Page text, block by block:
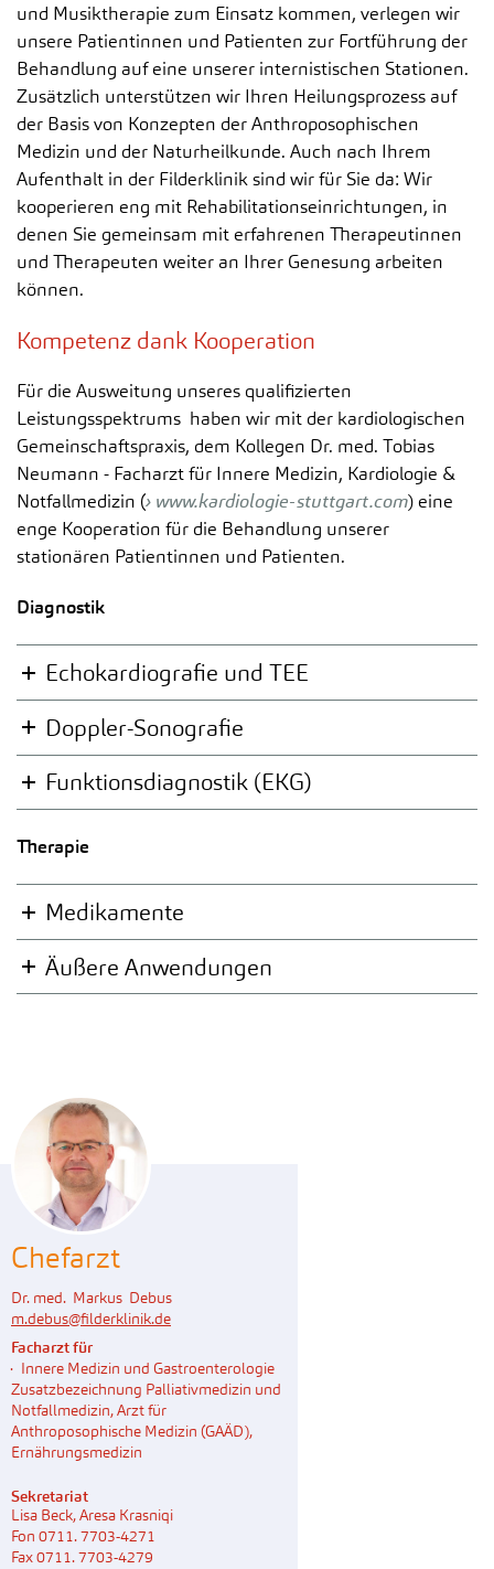
und Musiktherapie zum Einsatz kommen, verlegen wir
unsere Patientinnen und Patienten zur Fortführung der
Behandlung auf eine unserer internistischen Stationen.
Zusätzlich unterstützen wir Ihren Heilungsprozess auf
der Basis von Konzepten der Anthroposophischen
Medizin und der Naturheilkunde. Auch nach Ihrem
Aufenthalt in der Filderklinik sind wir für Sie da: Wir
kooperieren eng mit Rehabilitationseinrichtungen, in
denen Sie gemeinsam mit erfahrenen Therapeutinnen
und Therapeuten weiter an Ihrer Genesung arbeiten
können.
Kompetenz dank Kooperation
Für die Ausweitung unseres qualifizierten
Leistungsspektrums haben wir mit der kardiologischen
Gemeinschaftspraxis, dem Kollegen Dr. med. Tobias
Neumann - Facharzt für Innere Medizin, Kardiologie &
Notfallmedizin ( www.kardiologie-stuttgart.com) eine
enge Kooperation für die Behandlung unserer
stationären Patientinnen und Patienten.
Diagnostik
Echokardiografie und TEE
Doppler-Sonografie
Funktionsdiagnostik (EKG)
Therapie
Medikamente
Äußere Anwendungen
Chefarzt
Dr. med. Markus Debus
m.debus@filderklinik.de
Facharzt für
Innere Medizin und Gastroenterologie
Zusatzbezeichnung Palliativmedizin und
Notfallmedizin, Arzt für
Anthroposophische Medizin (GAÄD),
Ernährungsmedizin
Sekretariat
Lisa Beck, Aresa Krasniqi
Fon 0711. 7703-4271
Fax 0711. 7703-4279